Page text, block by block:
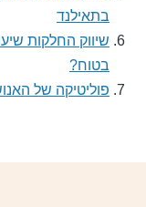
בתאילנד
שיווק החלקות
בטוח?
פוליטיקה של